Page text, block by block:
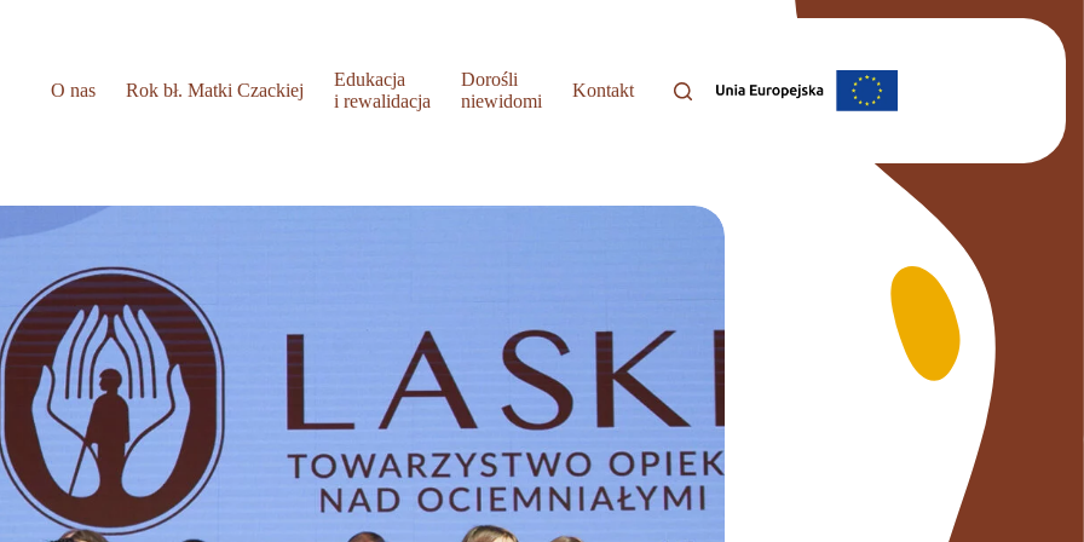
O nas Rok bł. Matki Czackiej
Edukacja
i rewalidacja
Dorośli
niewidomi
Kontakt